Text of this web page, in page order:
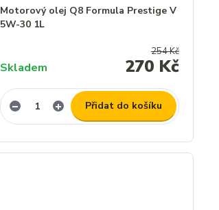
Motorový olej Q8 Formula Prestige V
5W-30 1L
254 Kč
270 Kč
Skladem
Přidat do košíku